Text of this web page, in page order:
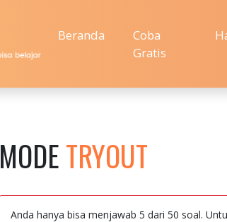
Beranda
Coba
Gratis
MODETRYOUT
Anda hanya bisa menjawab 5 dari 50 soal.